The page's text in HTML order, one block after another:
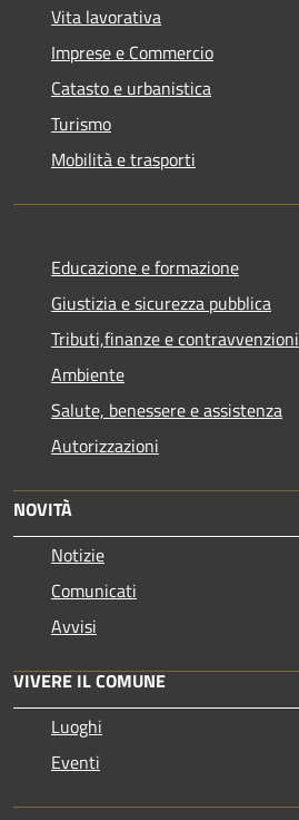
Vita lavorativa
Imprese e Commercio
Catasto e urbanistica
Turismo
Mobilità e trasporti
Educazione e formazione
Giustizia e sicurezza pubblica
Tributi,finanze e contravvenzioni
Ambiente
Salute, benessere e assistenza
Autorizzazioni
NOVITÀ
Notizie
Comunicati
Avvisi
VIVERE IL COMUNE
Luoghi
Eventi